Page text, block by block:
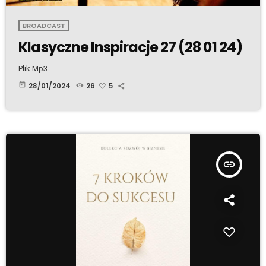
BROADCAST
Klasyczne Inspiracje 27 (28 01 24)
Plik Mp3.
today 28/01/2024 26 5
insert_link